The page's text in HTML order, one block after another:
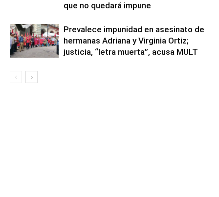
que no quedará impune
Prevalece impunidad en asesinato de
hermanas Adriana y Virginia Ortiz;
justicia, “letra muerta”, acusa MULT